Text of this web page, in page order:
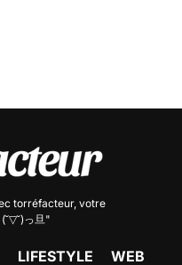
torréfacteur, votre
っ旦"
LIFESTYLE WEB